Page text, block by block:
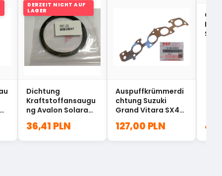
DERZEIT NICHT AUF
LAGER
Dichtung
Kraftstoffansaugu
ng Avalon Solara
77169-33020
36,41 PLN
Auspuffkrümmerdi
chtung Suzuki
Grand Vitara SX4
127,00 PLN